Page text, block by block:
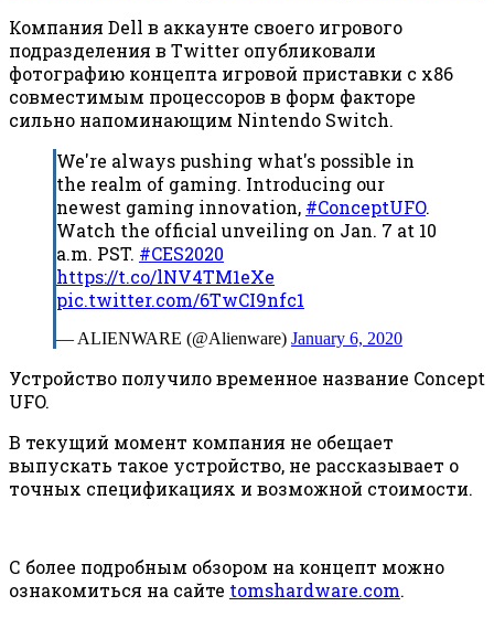
Компания Dell в аккаунте своего игрового
подразделения в Twitter опубликовали
фотографию концепта игровой приставки с x86
совместимым процессоров в форм факторе
сильно напоминающим Nintendo Switch.
We're always pushing what's possible in
the realm of gaming. Introducing our
newest gaming innovation, #ConceptUFO.
Watch the official unveiling on Jan. 7 at 10
a.m. PST. #CES2020
https://t.co/lNV4TM1eXe
pic.twitter.com/6TwCI9nfc1
— ALIENWARE (@Alienware) January 6, 2020
Устройство получило временное название Concept
UFO.
В текущий момент компания не обещает
выпускать такое устройство, не рассказывает о
точных спецификациях и возможной стоимости.
С более подробным обзором на концепт можно
ознакомиться на сайте tomshardware.com.